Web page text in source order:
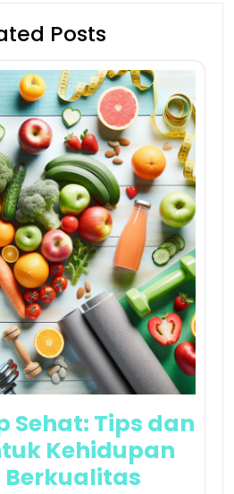
Posts
Sehat: Tips dan
Kehidupan
Berkualitas